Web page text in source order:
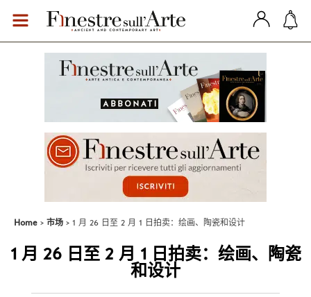
Home 市场 1 月 26 日至 2 月 1 日拍卖：绘画、陶瓷和设计
1 月 26 日至 2 月 1 日拍卖：绘画、陶瓷
和设计